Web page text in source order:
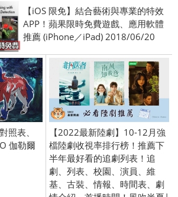
【iOS 限免】結合藝術與專業的特效
APP！蘋果限時免費遊戲、應用軟體
推薦 (iPhone／iPad) 2018/06/20
照表、
伽勒爾
【2022最新陸劇】10-12月強
檔陸劇收視率排行榜！推薦下
半年最好看的追劇列表！追
劇、列表、校園、演員、維
基、古裝、情報、時間表、劇